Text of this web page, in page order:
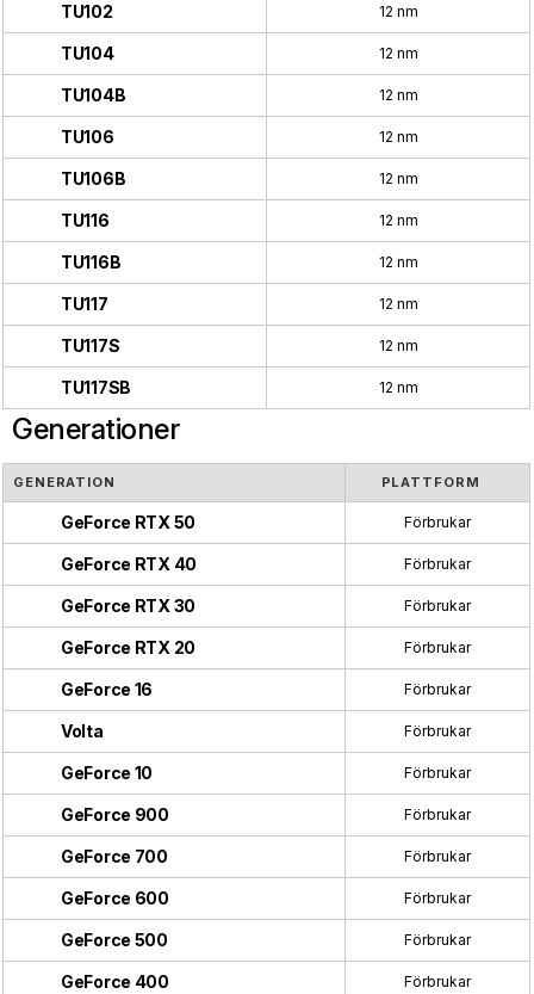
TU102 12 nm
TU104 12 nm
TU104B 12 nm
TU106 12 nm
TU106B 12 nm
TU116 12 nm
TU116B 12 nm
TU117 12 nm
TU117S 12 nm
TU117SB 12 nm
Generationer
GENERATION PLATTFORM
GeForce RTX 50 Förbrukar
GeForce RTX 40 Förbrukar
GeForce RTX 30 Förbrukar
GeForce RTX 20 Förbrukar
GeForce 16 Förbrukar
Volta Förbrukar
GeForce 10 Förbrukar
GeForce 900 Förbrukar
GeForce 700 Förbrukar
GeForce 600 Förbrukar
GeForce 500 Förbrukar
GeForce 400 Förbrukar